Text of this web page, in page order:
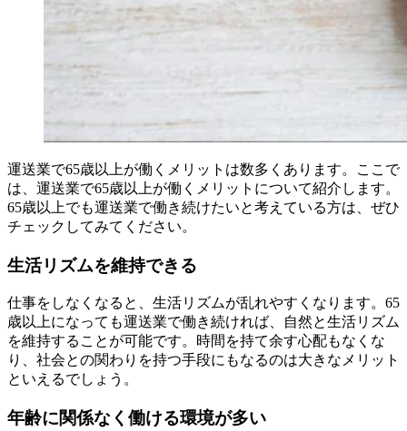
運送業で65歳以上が働くメリットは数多くあります。ここで
は、運送業で65歳以上が働くメリットについて紹介します。
65歳以上でも運送業で働き続けたいと考えている方は、ぜひ
チェックしてみてください。
生活リズムを維持できる
仕事をしなくなると、生活リズムが乱れやすくなります。65
歳以上になっても運送業で働き続ければ、自然と生活リズム
を維持することが可能です。時間を持て余す心配もなくな
り、社会との関わりを持つ手段にもなるのは大きなメリット
といえるでしょう。
年齢に関係なく働ける環境が多い